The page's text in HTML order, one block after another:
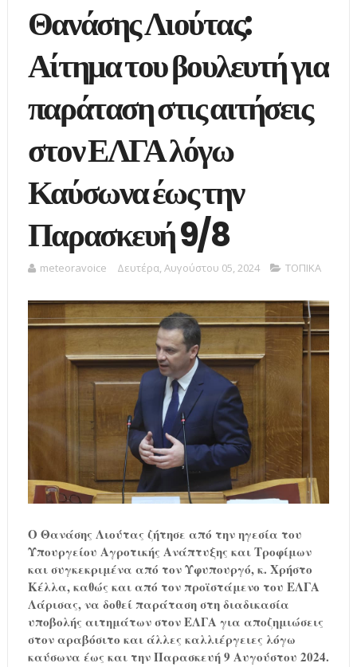
Θανάσης Λιούτας:
Αίτημα του βουλευτή για
παράταση στις αιτήσεις
στον ΕΛΓΑ λόγω
Καύσωνα έως την
Παρασκευή 9/8
meteoravoice Δευτέρα, Αυγούστου 05, 2024 ΤΟΠΙΚΑ
Ο Θανάσης Λιούτας ζήτησε από την ηγεσία του
Υπουργείου Αγροτικής Ανάπτυξης και Τροφίμων
και συγκεκριμένα από τον Υφυπουργό, κ. Χρήστο
Κέλλα, καθώς και από τον προϊστάμενο του ΕΛΓΑ
Λάρισας, να δοθεί παράταση στη διαδικασία
υποβολής αιτημάτων στον ΕΛΓΑ για αποζημιώσεις
στον αραβόσιτο και άλλες καλλιέργειες λόγω
καύσωνα έως και την Παρασκευή 9 Αυγούστου 2024.